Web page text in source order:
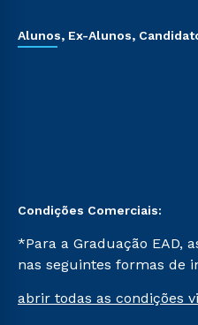
Alunos, Ex-Alunos,
Condições Comerciais:
*Para a Graduação EAD,
nas seguintes formas de
Já para as demais, a taxa
abrir todas as condições